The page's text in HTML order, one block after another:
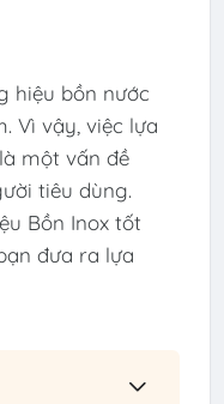
hiệu bồn nước
Vì vậy, việc lựa
một vấn đề
tiêu dùng.
Bồn Inox tốt
đưa ra lựa